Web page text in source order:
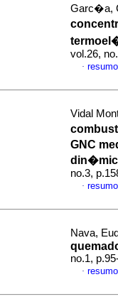
Garc�a,
vol.26,
·
Vidal
GNC
no.3,
·
Nava,
no.1,
·